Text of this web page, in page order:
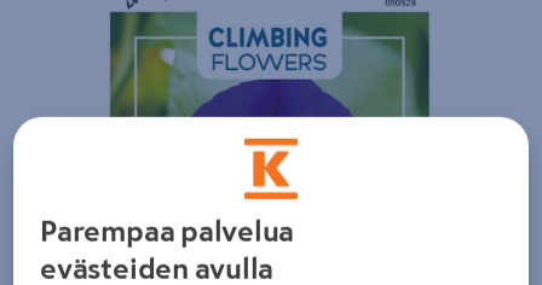
Parempaa palvelua
evästeiden avulla